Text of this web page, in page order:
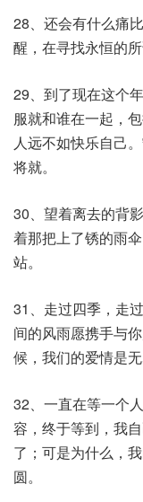
28、还会有什么痛
醒，在寻找永恒的
29、到了现在这个
服就和谁在一起，
人远不如快乐自己
将就。
30、望着离去的背
着那把上了锈的雨
站。
31、走过四季，走
间的风雨愿携手与
候，我们的爱情是
32、一直在等一个
容，终于等到，我
了；可是为什么，
圆。